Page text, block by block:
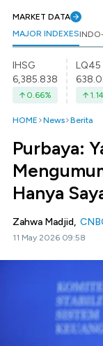
MARKET DATA
MAJOR INDEXES
IHSG
6,385.838
0.66%
LQ45
1.14
HOME News Berita
Purbaya:
Hanya
Zahwa Madjid,
11 May 2026 09:58